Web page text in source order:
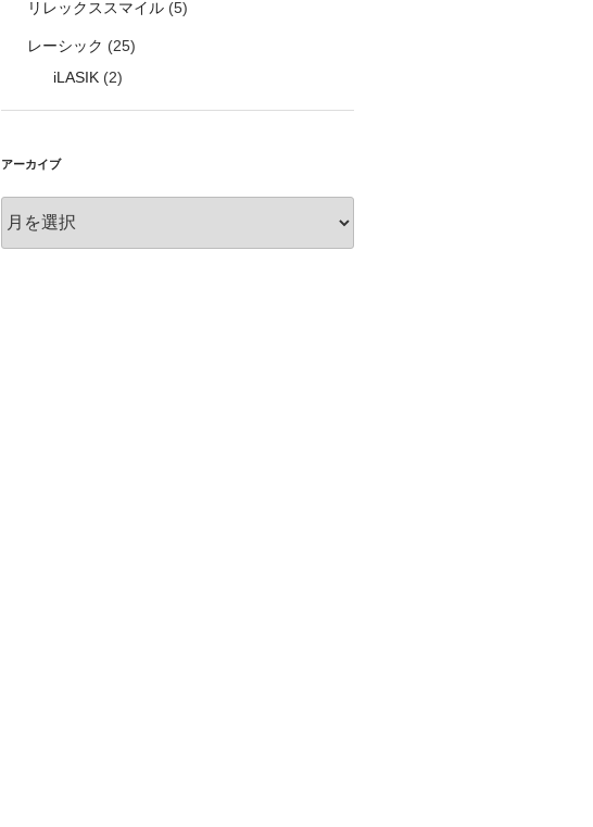
リレックススマイル(5)
レーシック (25)
iLASIK(2)
アーカイブ
ー